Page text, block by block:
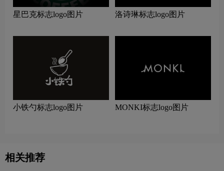
星巴克标志logo图片 洛诗琳标志logo图片
小铁勺标志logo图片 MONKI标志logo图片
相关推荐